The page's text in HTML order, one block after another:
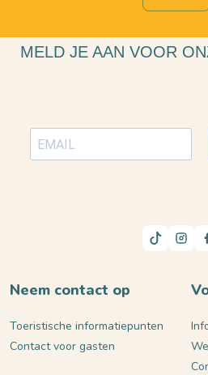
MELD JE AAN VOOR
Neem contact op
Toeristische informatiepunten
Contact voor gasten